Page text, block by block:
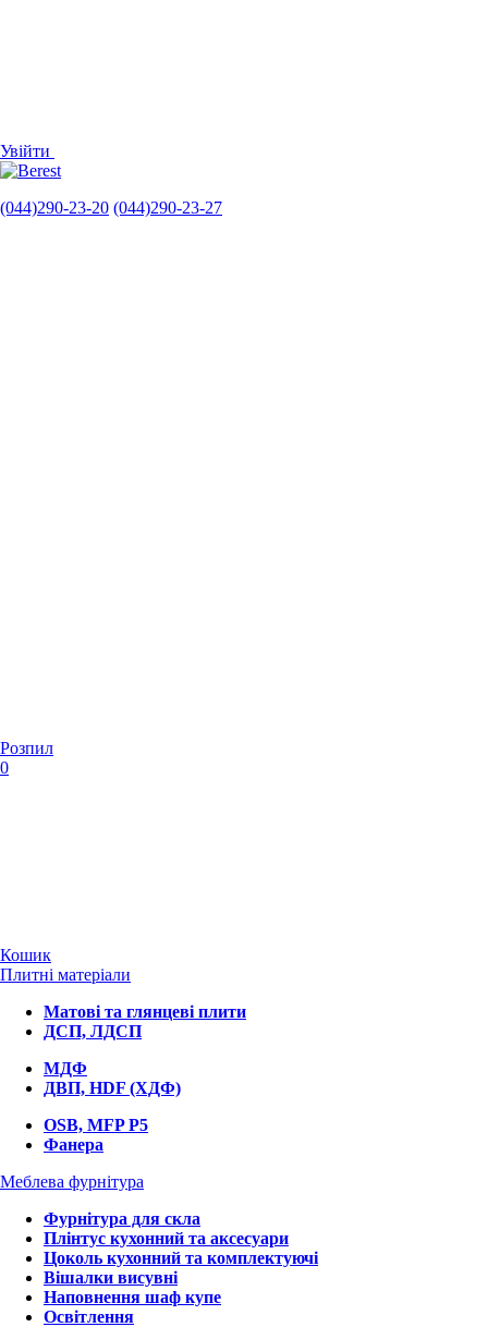
Увійти
(044)290-23-20 (044)290-23-27
Розпил
0
Кошик
Плитні матеріали
Матові та глянцеві плити
ДСП, ЛДСП
МДФ
ДВП, HDF (ХДФ)
OSB, MFP P5
Фанера
Меблева фурнітура
Фурнітура для скла
Плінтус кухонний та аксесуари
Цоколь кухонний та комплектуючі
Вішалки висувні
Наповнення шаф купе
Освітлення